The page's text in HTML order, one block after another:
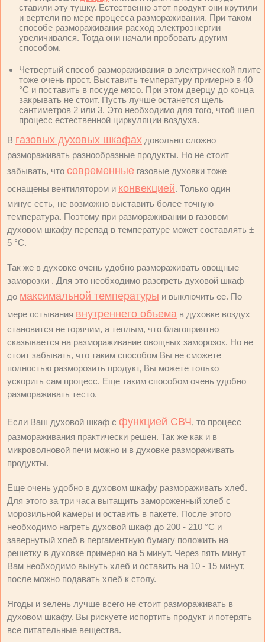
ставили эту тушку. Естественно этот продукт они крутили
и вертели по мере процесса размораживания. При таком
способе размораживания расход электроэнергии
увеличивался. Тогда они начали пробовать другим
способом.
Четвертый способ размораживания в электрической плите
тоже очень прост. Выставить температуру примерно в 40
°C и поставить в посуде мясо. При этом дверцу до конца
закрывать не стоит. Пусть лучше останется щель
сантиметров 2 или 3. Это необходимо для того, чтоб шел
процесс естественной циркуляции воздуха.
В газовых духовых шкафах довольно сложно
размораживать разнообразные продукты. Но не стоит
забывать, что современные газовые духовки тоже
оснащены вентилятором и конвекцией. Только один
минус есть, не возможно выставить более точную
температура. Поэтому при размораживании в газовом
духовом шкафу перепад в температуре может составлять ±
5 °C.
Так же в духовке очень удобно размораживать овощные
заморозки . Для это необходимо разогреть духовой шкаф
до максимальной температуры и выключить ее. По
мере остывания внутреннего объема в духовке воздух
становится не горячим, а теплым, что благоприятно
сказывается на размораживание овощных заморозок. Но не
стоит забывать, что таким способом Вы не сможете
полностью разморозить продукт, Вы можете только
ускорить сам процесс. Еще таким способом очень удобно
размораживать тесто.
Если Ваш духовой шкаф с функцией СВЧ, то процесс
размораживания практически решен. Так же как и в
микроволновой печи можно и в духовке размораживать
продукты.
Еще очень удобно в духовом шкафу размораживать хлеб.
Для этого за три часа вытащить замороженный хлеб с
морозильной камеры и оставить в пакете. После этого
необходимо нагреть духовой шкаф до 200 - 210 °C и
завернутый хлеб в пергаментную бумагу положить на
решетку в духовке примерно на 5 минут. Через пять минут
Вам необходимо вынуть хлеб и оставить на 10 - 15 минут,
после можно подавать хлеб к столу.
Ягоды и зелень лучше всего не стоит размораживать в
духовом шкафу. Вы рискуете испортить продукт и потерять
все питательные вещества.